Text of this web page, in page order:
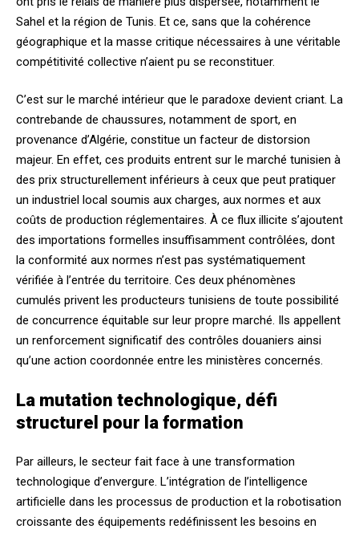
Sahel et la région de Tunis. Et ce, sans que la cohérence
géographique et la masse critique nécessaires à une véritable
compétitivité collective n’aient pu se reconstituer.
C’est sur le marché intérieur que le paradoxe devient criant. La
contrebande de chaussures, notamment de sport, en
provenance d’Algérie, constitue un facteur de distorsion
majeur. En effet, ces produits entrent sur le marché tunisien à
des prix structurellement inférieurs à ceux que peut pratiquer
un industriel local soumis aux charges, aux normes et aux
coûts de production réglementaires. À ce flux illicite s’ajoutent
des importations formelles insuffisamment contrôlées, dont
la conformité aux normes n’est pas systématiquement
vérifiée à l’entrée du territoire. Ces deux phénomènes
cumulés privent les producteurs tunisiens de toute possibilité
de concurrence équitable sur leur propre marché. Ils appellent
un renforcement significatif des contrôles douaniers ainsi
qu’une action coordonnée entre les ministères concernés.
La mutation technologique, défi
structurel pour la formation
Par ailleurs, le secteur fait face à une transformation
technologique d’envergure. L’intégration de l’intelligence
artificielle dans les processus de production et la robotisation
croissante des équipements redéfinissent les besoins en